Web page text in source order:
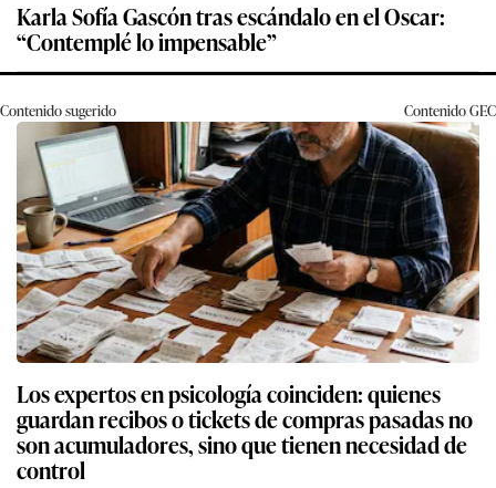
Karla Sofía Gascón tras escándalo en el Oscar:
“Contemplé lo impensable”
Contenido sugerido ContenidoGEC
Los expertos en psicología coinciden: quienes
guardan recibos o tickets de compras pasadas no
son acumuladores, sino que tienen necesidad de
control